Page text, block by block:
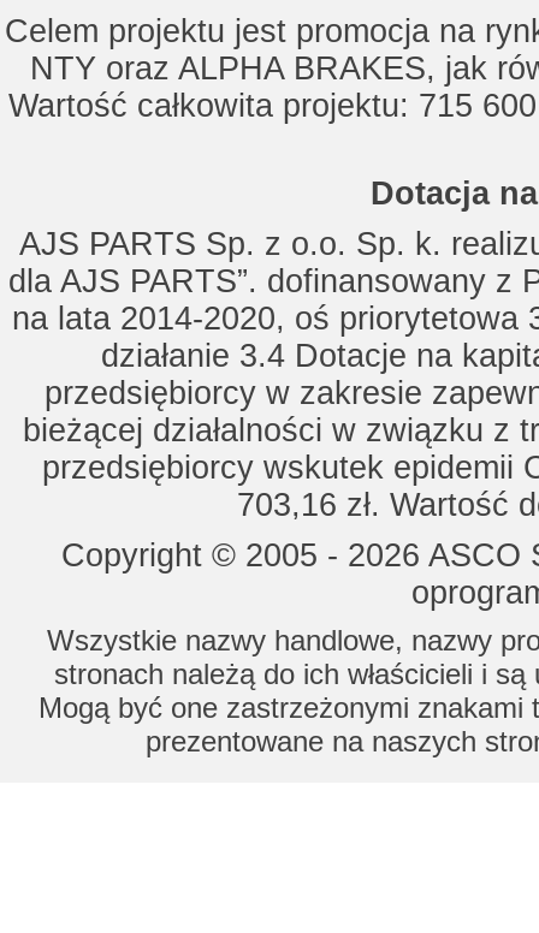
Celem projektu jest promocja na
NTY oraz ALPHA BRAKES, jak
Wartość całkowita projektu: 715
Dotacja
AJS PARTS Sp. z o.o. Sp. k.
dla AJS PARTS”. dofinansowany z
na lata 2014-2020, oś priorytetowa
działanie 3.4 Dotacje na
przedsiębiorcy w zakresie
bieżącej działalności w związku z
przedsiębiorcy wskutek epidemii
703,16 zł. Wartość
Copyright © 2005 - 2026
Wszystkie nazwy handlowe, nazwy
stronach należą do ich właścicieli i
Mogą być one zastrzeżonymi znakami
prezentowane na naszych